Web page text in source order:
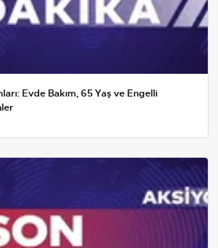
Evde Bakım, 65 Yaş ve Engelli